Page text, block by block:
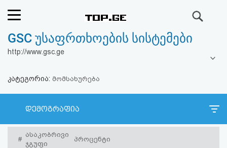
რეიტინგი
პასუხი
GSC უსაფრთხოების სისტემები
http://www.gsc.ge
კატეგორია: მომსახურება
დემოგრაფია
#
ასაკობრივი
ჯგუფი
პროცენტი